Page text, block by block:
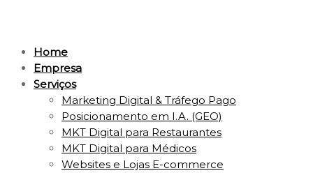
Home
Empresa
Serviços
Marketing Digital & Tráfego Pago
Posicionamento em I.A. (GEO)
MKT Digital para Restaurantes
MKT Digital para Médicos
Websites e Lojas E-commerce